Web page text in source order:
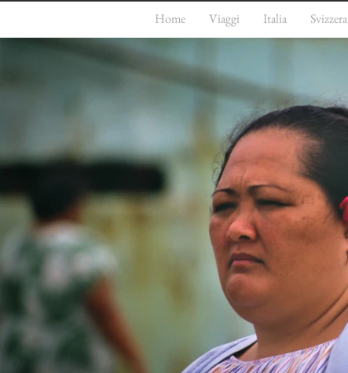
Home Viaggi Italia Svizzera